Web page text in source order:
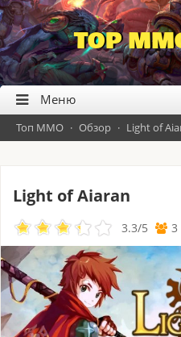
TOP
Топ ММО · Обзор · Light of
Light of Aiaran
3.3/5 3